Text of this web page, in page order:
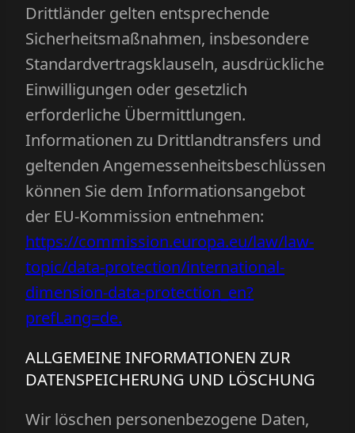
Drittländer gelten entsprechende
Sicherheitsmaßnahmen, insbesondere
Standardvertragsklauseln, ausdrückliche
Einwilligungen oder gesetzlich
erforderliche Übermittlungen.
Informationen zu Drittlandtransfers und
geltenden Angemessenheitsbeschlüssen
können Sie dem Informationsangebot
der EU-Kommission entnehmen:
https://commission.europa.eu/law/law-
topic/data-protection/international-
dimension-data-protection_en?
prefLang=de.
ALLGEMEINE INFORMATIONEN ZUR
DATENSPEICHERUNG UND LÖSCHUNG
Wir löschen personenbezogene Daten,